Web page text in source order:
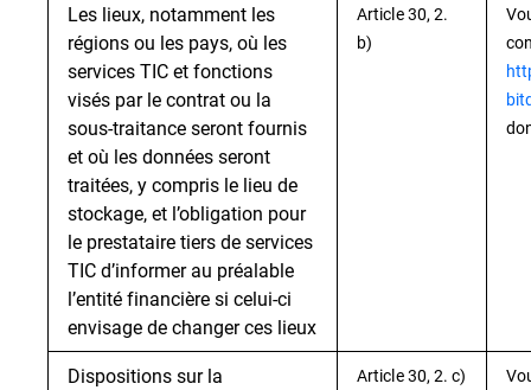
Les lieux, notamment les
régions ou les pays, où les
services TIC et fonctions
visés par le contrat ou la
sous-traitance seront fournis
et où les données seront
traitées, y compris le lieu de
stockage, et l’obligation pour
le prestataire tiers de services
TIC d’informer au préalable
l’entité financière si celui-ci
envisage de changer ces lieux
Article 30, 2.
b)
Dispositions sur la
Article 30, 2. c)